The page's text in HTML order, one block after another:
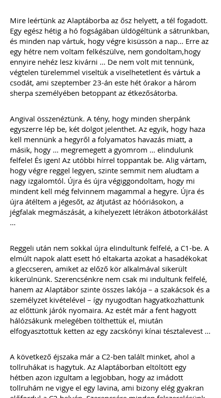
Mire leértünk az Alaptáborba az ősz helyett, a tél fogadott.
Egy egész hétig a hó fogságában üldögéltünk a sátrunkban,
és minden nap vártuk, hogy végre kisüssön a nap… Erre az
egy hétre nem voltam felkészülve, nem gondoltam,hogy
ennyire nehéz lesz kivárni … De nem volt mit tennünk,
végtelen türelemmel viseltük a viselhetetlent és vártuk a
csodát, ami szeptember 23-án este hét órakor a három
sherpa személyében betoppant az étkezősátorba.
Angival összenéztünk. A tény, hogy minden sherpánk
egyszerre lép be, két dolgot jelenthet. Az egyik, hogy haza
kell mennünk a hegyről a folyamatos havazás miatt, a
másik, hogy … megremegett a gyomrom … elindulunk
felfele! És igen! Az utóbbi hírrel toppantak be. Alig vártam,
hogy végre reggel legyen, szinte semmit nem aludtam a
nagy izgalomtól. Újra és újra végiggondoltam, hogy mi
mindent kell még felvinnem magammal a hegyre. Újra és
újra átéltem a jégesőt, az átjutást az hóóriásokon, a
jégfalak megmászását, a kihelyezett létrákon átbotorkálást
…
Reggeli után nem sokkal újra elindultunk felfelé, a C1-be. A
elmúlt napok alatt esett hó eltakarta azokat a hasadékokat
a gleccseren, amiket az előző kör alkalmával sikerült
kikerülnünk. Szerencsénkre nem csak mi indultunk felfelé,
hanem az Alaptábor szinte összes lakója – a szakácsok és a
személyzet kivételével – így nyugodtan hagyatkozhattunk
az előttünk járók nyomaira. Az estét már a fent hagyott
hálózsákunk melegében tölthettük el, miután
elfogyasztottuk ketten az egy zacskónyi kínai tésztalevest …
A következő éjszaka már a C2-ben talált minket, ahol a
tollruhákat is hagytuk. Az Alaptáborban eltöltött egy
hétben azon izgultam a legjobban, hogy az imádott
tollruhám ne vigye el egy lavina, ami bizony elég gyakran